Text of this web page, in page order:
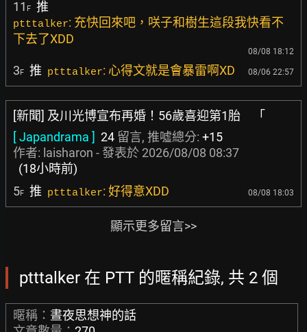
11 F 推
ptttalker: 充快回來吧，咲子和樹生這段我快看不
下去了XDD
08/08 18:12
3F 推 ptttalker: 心得文就是會暴雷啊XD 08/06 22:57
[新聞] 及川光博宣布再婚！56歲喜迎第1胎 「
[ Japandrama ] 24 留言, 推噓總分: +15
作者: laisharon - 發表於 2026/08/08 08:37
(18小時前)
5F 推 ptttalker: 好得意XDD 08/08 18:03
顯示更多留言>>
ptttalker 在 PTT 的暱稱紀錄, 共 2 個
暱稱： 晝夜思想神的話